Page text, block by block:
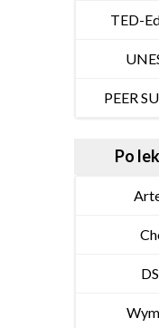
TED-
PEER
Po